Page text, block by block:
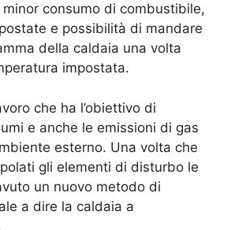
consumo di combustibile,
e possibilità di mandare
della caldaia una volta
impostata.
che ha l’obiettivo di
e anche le emissioni di gas
esterno. Una volta che
gli elementi di disturbo le
un nuovo metodo di
a dire la caldaia a